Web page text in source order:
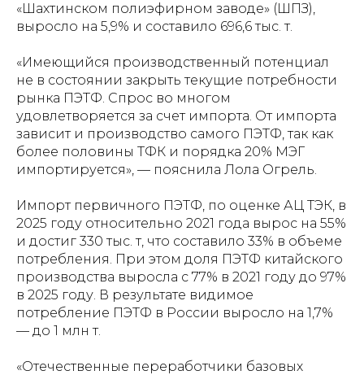
«Шахтинском полиэфирном заводе» (ШПЗ),
выросло на 5,9% и составило 696,6 тыс. т.
«Имеющийся производственный потенциал
не в состоянии закрыть текущие потребности
рынка ПЭТФ. Спрос во многом
удовлетворяется за счет импорта. От импорта
зависит и производство самого ПЭТФ, так как
более половины ТФК и порядка 20% МЭГ
импортируется», — пояснила Лола Огрель.
Импорт первичного ПЭТФ, по оценке АЦ ТЭК, в
2025 году относительно 2021 года вырос на 55%
и достиг 330 тыс. т, что составило 33% в объеме
потребления. При этом доля ПЭТФ китайского
производства выросла с 77% в 2021 году до 97%
в 2025 году. В результате видимое
потребление ПЭТФ в России выросло на 1,7%
— до 1 млн т.
«Отечественные переработчики базовых